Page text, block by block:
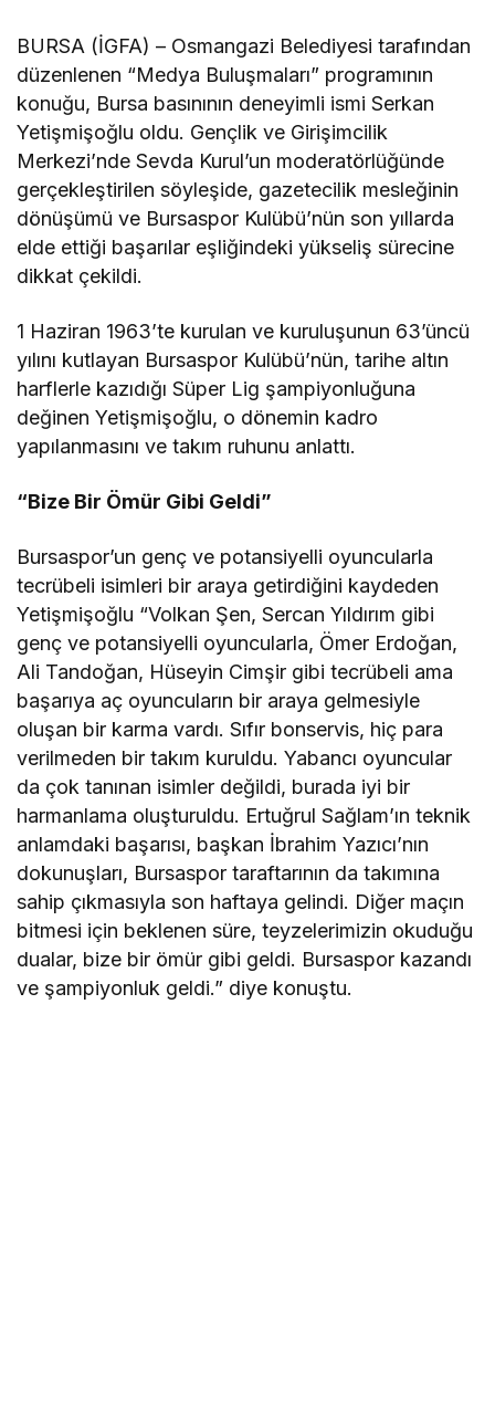
BURSA (İGFA) – Osmangazi Belediyesi tarafından
düzenlenen “Medya Buluşmaları” programının
konuğu, Bursa basınının deneyimli ismi Serkan
Yetişmişoğlu oldu. Gençlik ve Girişimcilik
Merkezi’nde Sevda Kurul’un moderatörlüğünde
gerçekleştirilen söyleşide, gazetecilik mesleğinin
dönüşümü ve Bursaspor Kulübü’nün son yıllarda
elde ettiği başarılar eşliğindeki yükseliş sürecine
dikkat çekildi.
1 Haziran 1963’te kurulan ve kuruluşunun 63’üncü
yılını kutlayan Bursaspor Kulübü’nün, tarihe altın
harflerle kazıdığı Süper Lig şampiyonluğuna
değinen Yetişmişoğlu, o dönemin kadro
yapılanmasını ve takım ruhunu anlattı.
“Bize Bir Ömür Gibi Geldi”
Bursaspor’un genç ve potansiyelli oyuncularla
tecrübeli isimleri bir araya getirdiğini kaydeden
Yetişmişoğlu “Volkan Şen, Sercan Yıldırım gibi
genç ve potansiyelli oyuncularla, Ömer Erdoğan,
Ali Tandoğan, Hüseyin Cimşir gibi tecrübeli ama
başarıya aç oyuncuların bir araya gelmesiyle
oluşan bir karma vardı. Sıfır bonservis, hiç para
verilmeden bir takım kuruldu. Yabancı oyuncular
da çok tanınan isimler değildi, burada iyi bir
harmanlama oluşturuldu. Ertuğrul Sağlam’ın teknik
anlamdaki başarısı, başkan İbrahim Yazıcı’nın
dokunuşları, Bursaspor taraftarının da takımına
sahip çıkmasıyla son haftaya gelindi. Diğer maçın
bitmesi için beklenen süre, teyzelerimizin okuduğu
dualar, bize bir ömür gibi geldi. Bursaspor kazandı
ve şampiyonluk geldi.” diye konuştu.